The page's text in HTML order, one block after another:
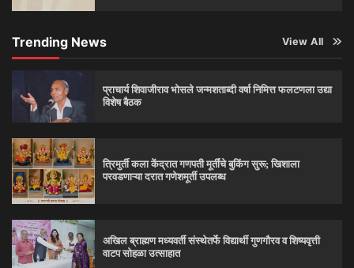
Trending News View All
प्राचार्य शिवाजीराव भोसले जन्मशताब्दी वर्षा निमित्त फलटणला उद्या
विशेष बैठक
त्रिमुर्ती कला केंद्रात गणपती मूर्तींचे बुकिंग सुरू; खिशाला
परवडणाऱ्या दरात गणेशमूर्ती उपलब्ध
अखिल ब्राह्मण मध्यवर्ती संस्थेतर्फे विद्यार्थी गुणगौरव व शिष्यवृत्ती
वाटप सोहळा उत्साहात